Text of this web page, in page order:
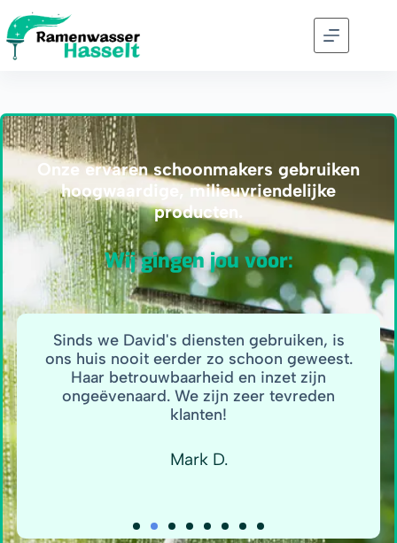
Onze ervaren schoonmakers gebruiken
hoogwaardige, milieuvriendelijke
producten.
Wij gingen jou voor:
Sinds we David's diensten gebruiken, is
ons huis nooit eerder zo schoon geweest.
Haar betrouwbaarheid en inzet zijn
ongeëvenaard. We zijn zeer tevreden
klanten!
Mark D.